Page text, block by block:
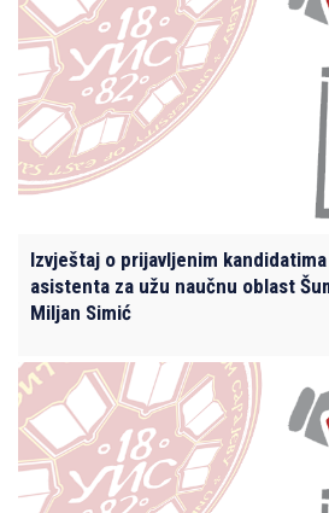
Izvještaj o prijavljenim
asistenta za užu naučnu oblast
Miljan Simić